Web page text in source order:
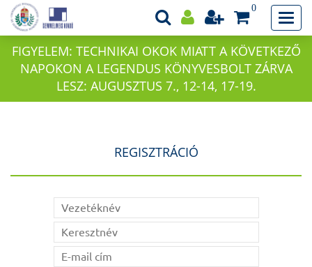
0
FIGYELEM: TECHNIKAI OKOK MIATT A KÖVETKEZŐ
NAPOKON A LEGENDUS KÖNYVESBOLT ZÁRVA
LESZ: AUGUSZTUS 7., 12-14, 17-19.
REGISZTRÁCIÓ